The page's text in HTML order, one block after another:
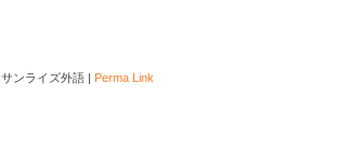
サンライズ外語 Perma Link